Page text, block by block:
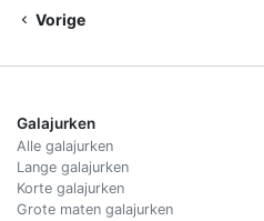
Vorige
Galajurken
Alle galajurken
Lange galajurken
Korte galajurken
Grote maten galajurken